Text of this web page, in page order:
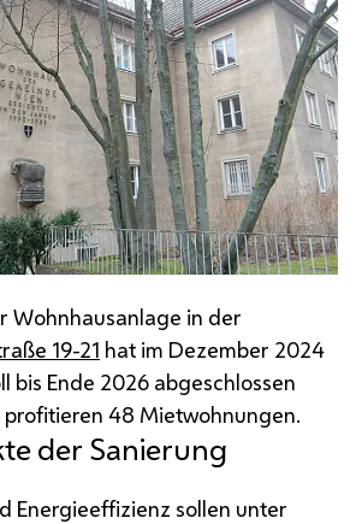
Wohnhausanlage in der
19-21 hat im Dezember 2024
bis Ende 2026 abgeschlossen
profitieren 48 Mietwohnungen.
der Sanierung
Energieeffizienz sollen unter